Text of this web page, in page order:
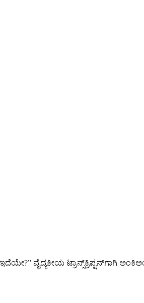
ವೈದ್ಯಕೀಯ ಟ್ರಾನ್ಸ್‌ಕ್ರಿಪ್ಷನ್‌ಗಾಗಿ